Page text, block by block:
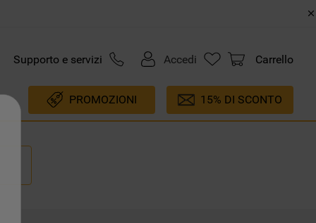
Supporto e servizi Accedi Carrello
PROMOZIONI 15% DI SCONTO